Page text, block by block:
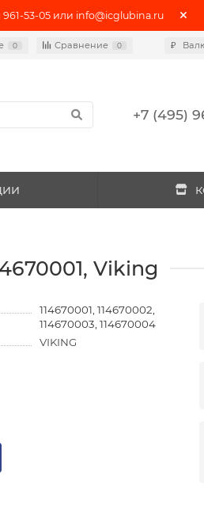
53-05 или info@icglubina.ru
0 Сравнение 0 ₽
+7 (495)
Viking
114670001, 114670002,
114670003, 114670004
VIKING